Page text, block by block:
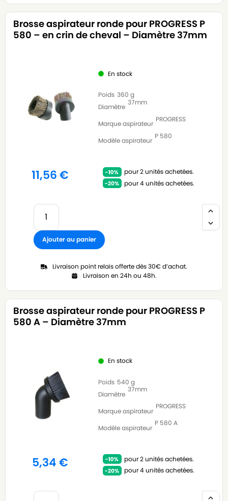
Brosse aspirateur ronde pour PROGRESS P
580 – en crin de cheval – Diamètre 37mm
En stock
Poids 360 g
Diamètre
37mm
Marque aspirateur
PROGRESS
Modèle aspirateur
P 580
11,56€
pour 2 unités achetées.
pour 4 unités achetées.
Ajouter au panier
Livraison point relais offerte dès 30€ d’achat.
Livraison en 24h ou 48h.
Brosse aspirateur ronde pour PROGRESS P
580 A – Diamètre 37mm
En stock
Poids 540 g
Diamètre
37mm
Marque aspirateur
PROGRESS
Modèle aspirateur
P 580 A
5,34€
pour 2 unités achetées.
pour 4 unités achetées.